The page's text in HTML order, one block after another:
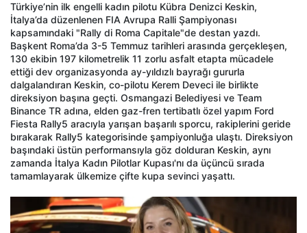
Türkiye’nin ilk engelli kadın pilotu Kübra Denizci Keskin,
İtalya’da düzenlenen FIA Avrupa Ralli Şampiyonası
kapsamındaki "Rally di Roma Capitale"de destan yazdı.
Başkent Roma’da 3-5 Temmuz tarihleri arasında gerçekleşen,
130 ekibin 197 kilometrelik 11 zorlu asfalt etapta mücadele
ettiği dev organizasyonda ay-yıldızlı bayrağı gururla
dalgalandıran Keskin, co-pilotu Kerem Deveci ile birlikte
direksiyon başına geçti. Osmangazi Belediyesi ve Team
Binance TR adına, elden gaz-fren tertibatlı özel yapım Ford
Fiesta Rally5 aracıyla yarışan başarılı sporcu, rakiplerini geride
bırakarak Rally5 kategorisinde şampiyonluğa ulaştı. Direksiyon
başındaki üstün performansıyla göz dolduran Keskin, aynı
zamanda İtalya Kadın Pilotlar Kupası'nı da üçüncü sırada
tamamlayarak ülkemize çifte kupa sevinci yaşattı.